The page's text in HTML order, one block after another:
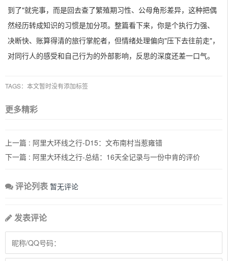
到了"就完事，而是回去查了繁殖期习性、公母角形差异，这种把偶
然经历转成知识的习惯是加分项。整篇看下来，你是个执行力强、
决断快、账算得清的旅行掌舵者，但情绪处理偏向"压下去往前走"，
对同行人的感受和自己行为的外部影响，反思的深度还差一口气。
TAGS：本文暂时没有添加标签
更多精彩
上一篇 : 阿里大环线之行-D15：文布南村当惹雍错
下一篇 : 阿里大环线之行-总结：16天全记录与一份中肯的评价
评论列表 暂无评论
发表评论